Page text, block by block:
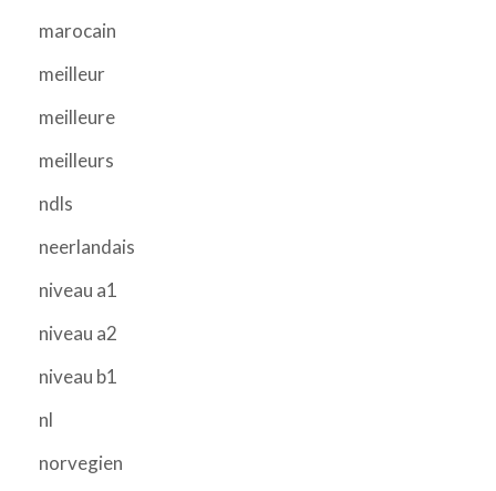
marocain
meilleur
meilleure
meilleurs
ndls
neerlandais
niveau a1
niveau a2
niveau b1
nl
norvegien